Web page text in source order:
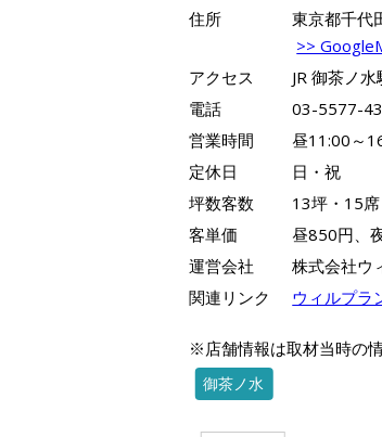
住所
東京都千代
>>
アクセス
JR 御茶ノ
電話
03-5577-
営業時間
昼11:00～
定休日
日・祝
坪数客数
13坪・15席
客単価
昼850円、
運営会社
株式会社ウ
関連リンク
ウィルプラ
※店舗情報は取材当時の
御茶ノ水